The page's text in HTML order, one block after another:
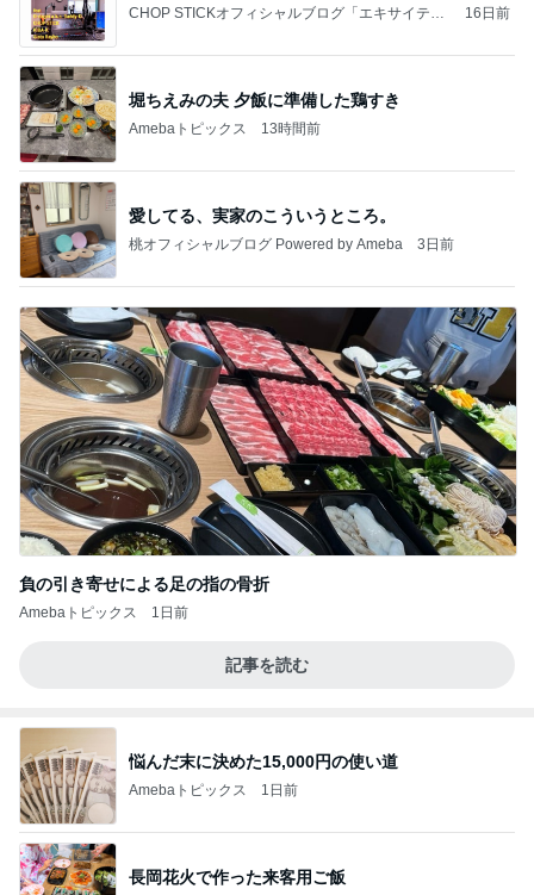
CHOP STICKオフィシャルブログ「エキサイティ
16日前
堀ちえみの夫 夕飯に準備した鶏すき
Amebaトピックス 13時間前
愛してる、実家のこういうところ。
桃オフィシャルブログ Powered by Ameba 3日前
負の引き寄せによる足の指の骨折
Amebaトピックス 1日前
記事を読む
悩んだ末に決めた15,000円の使い道
Amebaトピックス 1日前
長岡花火で作った来客用ご飯